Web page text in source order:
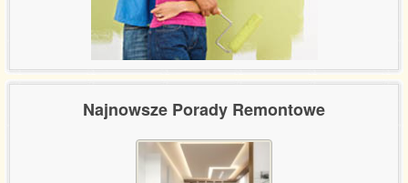
Najnowsze Porady Remontowe